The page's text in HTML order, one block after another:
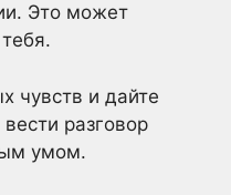
Это может
чувств и дайте
разговор
умом.